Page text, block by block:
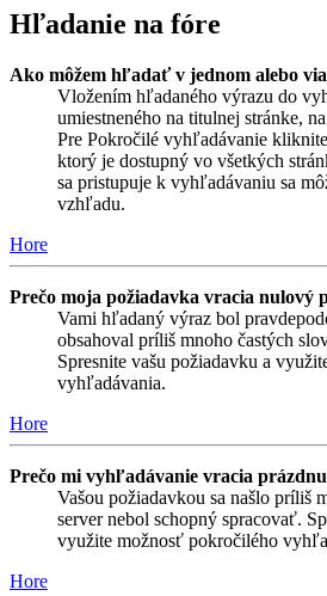
Hľadanie na fóre
Ako môžem hľadať v jednom alebo
Vložením hľadaného výrazu do
umiestneného na titulnej stránke,
Pre Pokročilé vyhľadávanie
ktorý je dostupný vo všetkých
sa pristupuje k vyhľadávaniu sa
vzhľadu.
Hore
Prečo moja požiadavka vracia nulový
Vami hľadaný výraz bol
obsahoval príliš mnoho častých
Spresnite vašu požiadavku a
vyhľadávania.
Hore
Prečo mi vyhľadávanie vracia
Vašou požiadavkou sa našlo príliš
server nebol schopný spracovať.
využite možnosť pokročilého
Hore